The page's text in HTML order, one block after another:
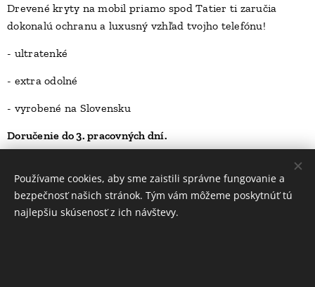
Drevené kryty na mobil priamo spod Tatier ti zaručia
dokonalú ochranu a luxusný vzhľad tvojho telefónu!
- ultratenké
- extra odolné
- vyrobené na Slovensku
Doručenie do 3. pracovných dní.
23,00Kč
Používame cookies, aby sme zaistili správne fungovanie a
bezpečnosť našich stránok. Tým vám môžeme poskytnúť tú
najlepšiu skúsenosť z ich návštevy.